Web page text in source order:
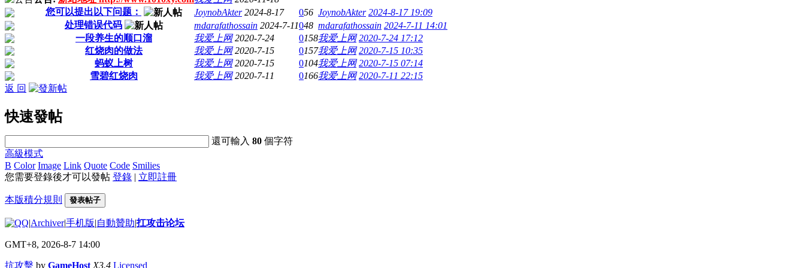
您可以提出以下问题：
JoynobAkter 2024-8-17 056 JoynobAkter 2024-8-17 19:09
处理错误代码
mdarafathossain 2024-7-11048 mdarafathossain 2024-7-11 14:01
一段养生的顺口溜
我爱上网 2020-7-24 0158我爱上网 2020-7-24 17:12
红烧肉的做法
我爱上网 2020-7-15 0157我爱上网 2020-7-15 10:35
蚂蚁上树
我爱上网 2020-7-15 0104我爱上网 2020-7-15 07:14
雪碧红烧肉
我爱上网 2020-7-11 0166我爱上网 2020-7-11 22:15
返 回
快速發帖
還可輸入80 個字符
高級模式
B Color Image Link Quote Code Smilies
您需要登錄後才可以發帖 登錄 | 立即註冊
本版積分規則 發表帖子
|Archiver|手机版|自動贊助|扛攻击论坛
GMT+8, 2026-8-7 14:00
抗攻擊 by GameHost X3.4 Licensed